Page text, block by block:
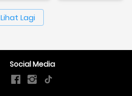
`Lihat Lagi
Social Media